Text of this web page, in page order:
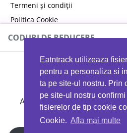
Eatntrack utilizeaza
pentru a personaliza si
ta pe site-ul nostru. Prin
pe site-ul nostru
fisierelor de tip cookie
Cookie. Afla mai multe
Termeni și condiții
Politica Cookie
Politica de confidențialitate
CODURI DE REDUCERE
Ai 40%reducere la orice